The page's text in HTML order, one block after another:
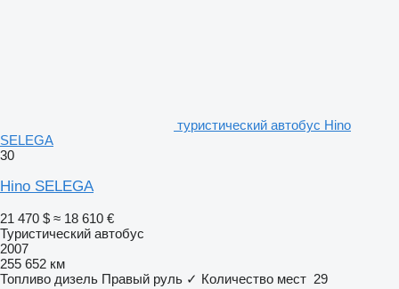
туристический автобус Hino
SELEGA
30
Hino SELEGA
21 470 $ ≈ 18 610 €
Туристический автобус
2007
255 652 км
Топливо дизель Правый руль ✓ Количество мест 29